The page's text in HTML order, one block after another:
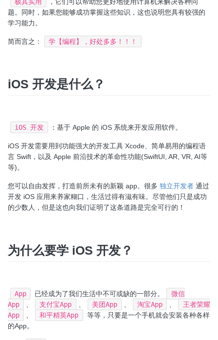
题。同时，如果您能够成功掌握这些知识，这也说明您具有较强的
学习能力。
简而言之： 学【编程】，好处多多！！！
iOS 开发是什么？
iOS 开发 ：基于 Apple 的 iOS 系统来开发应用软件。
iOS 开发需要用到功能强大的开发工具 Xcode、简单易用的编程语
言 Swift，以及 Apple 前沿技术的革命性功能(SwiftUI, AR, VR, AI等
等)。
您可以自由发挥，打造前所未有的新颖 app。很多 独立开发者 通过
开发 iOS 应用来养家糊口，生活过得有滋有味。尽管他们只是成功
的少数人，但是这也向我们证明了这条道路是完全可行的！
为什么要学 iOS 开发？
App 已经成为了我们生活中不可或缺的一部分。
微信
App
、 支付宝App 、 美团App 、 淘宝App 、
王者荣耀
App
、 和平精英App
等等，只要是一个手机就会安装各种各样
的App。